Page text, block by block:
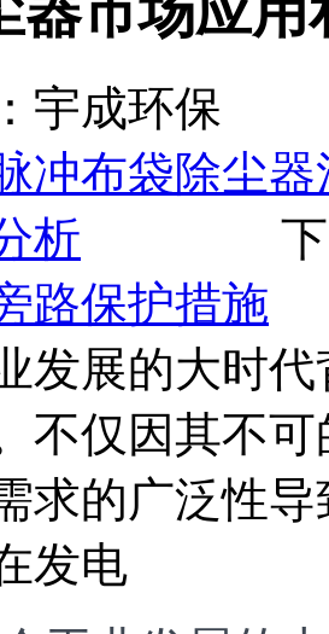
宇成环保
冲布袋除尘
析 下一
路保护措施
发展的大时
不仅因其不
求的广泛性
发电